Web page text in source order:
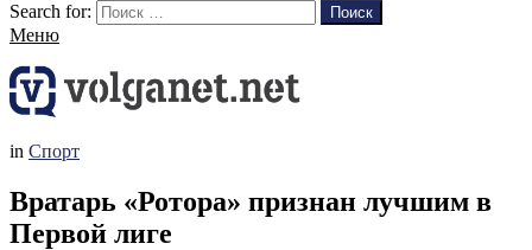
Search for:
Поиск
Меню
in Спорт
Вратарь «Ротора» признан лучшим в
Первой лиге